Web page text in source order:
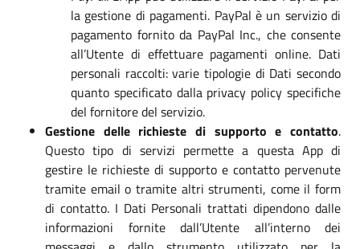
la gestione di pagamenti. PayPal è un servizio di
pagamento fornito da PayPal Inc., che consente
all’Utente di effettuare pagamenti online. Dati
personali raccolti: varie tipologie di Dati secondo
quanto specificato dalla privacy policy specifiche
del fornitore del servizio.
Gestione delle richieste di supporto e contatto.
Questo tipo di servizi permette a questa App di
gestire le richieste di supporto e contatto pervenute
tramite email o tramite altri strumenti, come il form
di contatto. I Dati Personali trattati dipendono dalle
informazioni fornite dall’Utente all’interno dei